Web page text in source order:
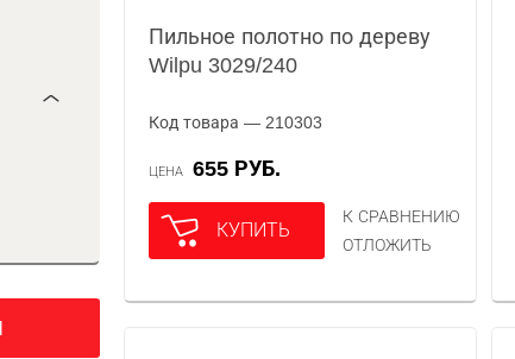
Пильное полотно по дереву
Wilpu 3029/240
Код товара — 210303
ЦЕНА 655 РУБ.
КУПИТЬ
К СРАВНЕНИЮ
ОТЛОЖИТЬ